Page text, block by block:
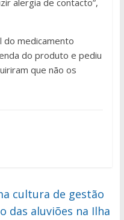
alergia de contacto”,
do medicamento
do produto e pediu
que não os
cultura de gestão
das aluviões na Ilha